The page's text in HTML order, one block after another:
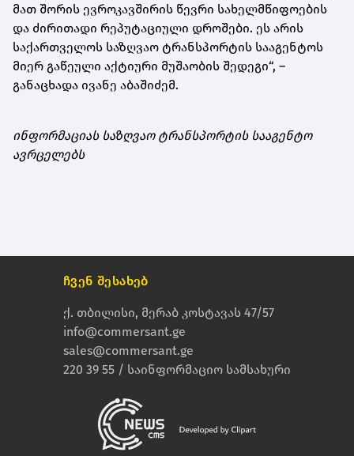
მათ შორის ევროკავშირის წევრი სახელმწიფოების
და ძირითადი რეპუტაციული დროშები. ეს არის
საქართველოს საზღვაო ტრანსპორტის სააგენტოს
მიერ გაწეული აქტიური მუშაობის შედეგი“, –
განაცხადა ივანე აბაშიძემ.
ინფორმაციას საზღვაო ტრანსპორტის სააგენტო
ავრცელებს
ჩვენ შესახებ
ქ. თბილისი, მერაბ კოსტავას 47/57
info@commersant.ge
sales@commersant.ge
220 39 55 / საინფორმაციო სამსახური